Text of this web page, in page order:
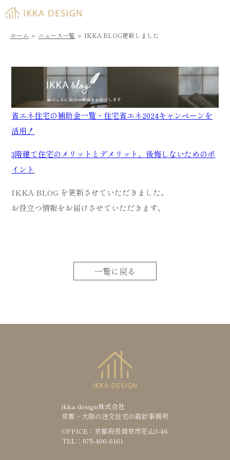
ホーム ＞ ニュース一覧 ＞ IKKA BLOG更新しました
省エネ住宅の補助金一覧・住宅省エネ2024キャンペーンを
活用！
3階建て住宅のメリットとデメリット、後悔しないためのポ
イント
IKKA BLOG を更新させていただきました。
お役立つ情報をお届けさせていただきます。
一覧に戻る
ikka design株式会社
京都・大阪の注文住宅の設計事務所
OFFICE：京都府長岡京市花山3-46
TEL：075-406-6161